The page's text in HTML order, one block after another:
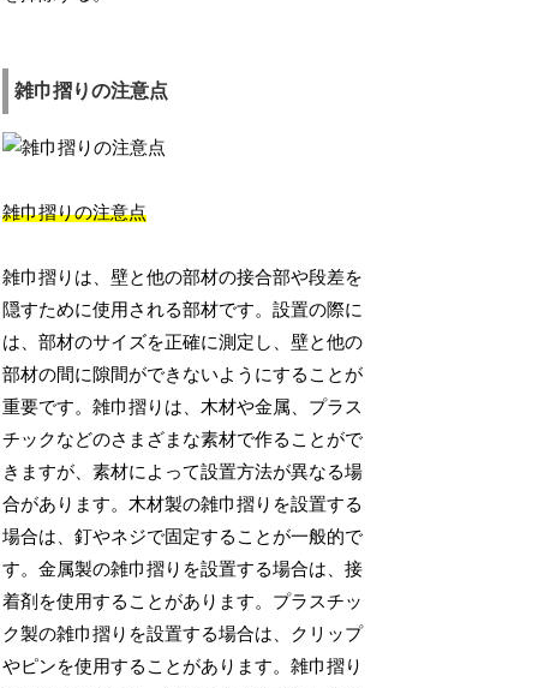
雑巾摺りの注意点
雑巾摺りの注意点
雑巾摺りは、壁と他の部材の接合部や段差を
隠すために使用される部材です。設置の際に
は、部材のサイズを正確に測定し、壁と他の
部材の間に隙間ができないようにすることが
重要です。雑巾摺りは、木材や金属、プラス
チックなどのさまざまな素材で作ることがで
きますが、素材によって設置方法が異なる場
合があります。木材製の雑巾摺りを設置する
場合は、釘やネジで固定することが一般的で
す。金属製の雑巾摺りを設置する場合は、接
着剤を使用することがあります。プラスチッ
ク製の雑巾摺りを設置する場合は、クリップ
やピンを使用することがあります。雑巾摺り